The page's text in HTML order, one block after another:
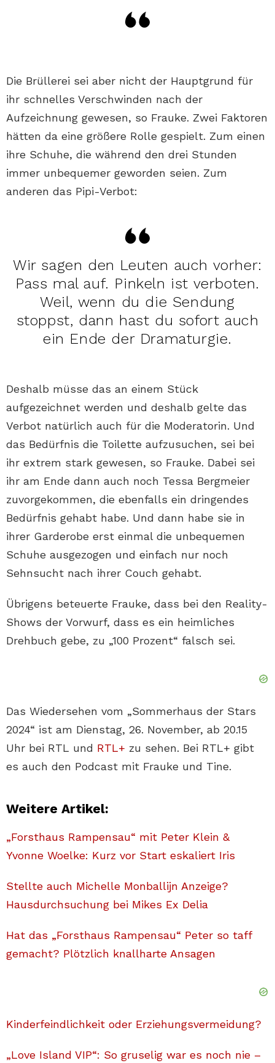
Die Brüllerei sei aber nicht der Hauptgrund für
ihr schnelles Verschwinden nach der
Aufzeichnung gewesen, so Frauke. Zwei Faktoren
hätten da eine größere Rolle gespielt. Zum einen
ihre Schuhe, die während den drei Stunden
immer unbequemer geworden seien. Zum
anderen das Pipi-Verbot:
Wir sagen den Leuten auch vorher:
Pass mal auf. Pinkeln ist verboten.
Weil, wenn du die Sendung
stoppst, dann hast du sofort auch
ein Ende der Dramaturgie.
Deshalb müsse das an einem Stück
aufgezeichnet werden und deshalb gelte das
Verbot natürlich auch für die Moderatorin. Und
das Bedürfnis die Toilette aufzusuchen, sei bei
ihr extrem stark gewesen, so Frauke. Dabei sei
ihr am Ende dann auch noch Tessa Bergmeier
zuvorgekommen, die ebenfalls ein dringendes
Bedürfnis gehabt habe. Und dann habe sie in
ihrer Garderobe erst einmal die unbequemen
Schuhe ausgezogen und einfach nur noch
Sehnsucht nach ihrer Couch gehabt.
Übrigens beteuerte Frauke, dass bei den Reality-
Shows der Vorwurf, dass es ein heimliches
Drehbuch gebe, zu „100 Prozent“ falsch sei.
Das Wiedersehen vom „Sommerhaus der Stars
2024“ ist am Dienstag, 26. November, ab 20.15
Uhr bei RTL und RTL+ zu sehen. Bei RTL+ gibt
es auch den Podcast mit Frauke und Tine.
Weitere Artikel:
„Forsthaus Rampensau“ mit Peter Klein &
Yvonne Woelke: Kurz vor Start eskaliert Iris
Stellte auch Michelle Monballijn Anzeige?
Hausdurchsuchung bei Mikes Ex Delia
Hat das „Forsthaus Rampensau“ Peter so taff
gemacht? Plötzlich knallharte Ansagen
Kinderfeindlichkeit oder Erziehungsvermeidung?
„Love Island VIP“: So gruselig war es noch nie –